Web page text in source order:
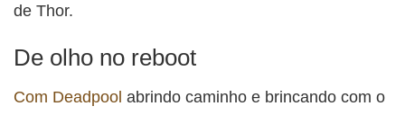
de Thor.
De olho no reboot
Com Deadpool abrindo caminho e brincando com o